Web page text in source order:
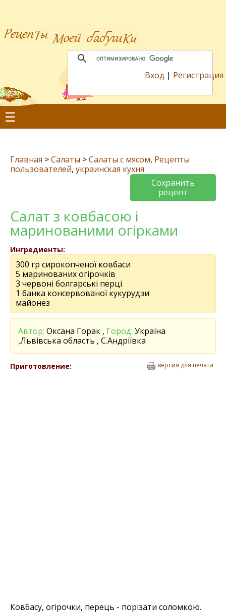
Вход | Регистрация
☰
Главная >Салаты >Салаты с мясом, Рецепты
пользователей, украинская кухня
Сохранить
рецепт
Салат з ковбасою і
маринованими огірками
Ингредиенты:
300 гр сирокопченої ковбаси
5 маринованих огірочків
3 червоні болгарські перці
1 банка консервованої кукурудзи
майонез
Автор: Оксана Горак , Город: Україна
,Львівська область , С.Андріївка
Приготовление: версия для печати
Ковбасу, огірочки, перець - порізати соломкою.